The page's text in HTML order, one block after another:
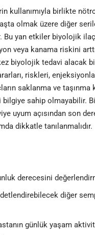
kullanımıyla birlikte
olmak üzere diğer
Bu yan etkiler biyolojik
veya kanama riskini
biyolojik tedavi alacak
riskleri,
saklanma ve taşınma
bilgiye sahip olmayabilir.
uyum açısından son
dikkatle tanılanmalıdır.
derecesini
diğer
günlük yaşam